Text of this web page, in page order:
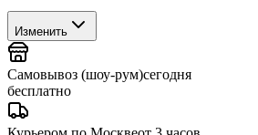
Изменить
Самовывоз (шоу-рум)сегодня
бесплатно